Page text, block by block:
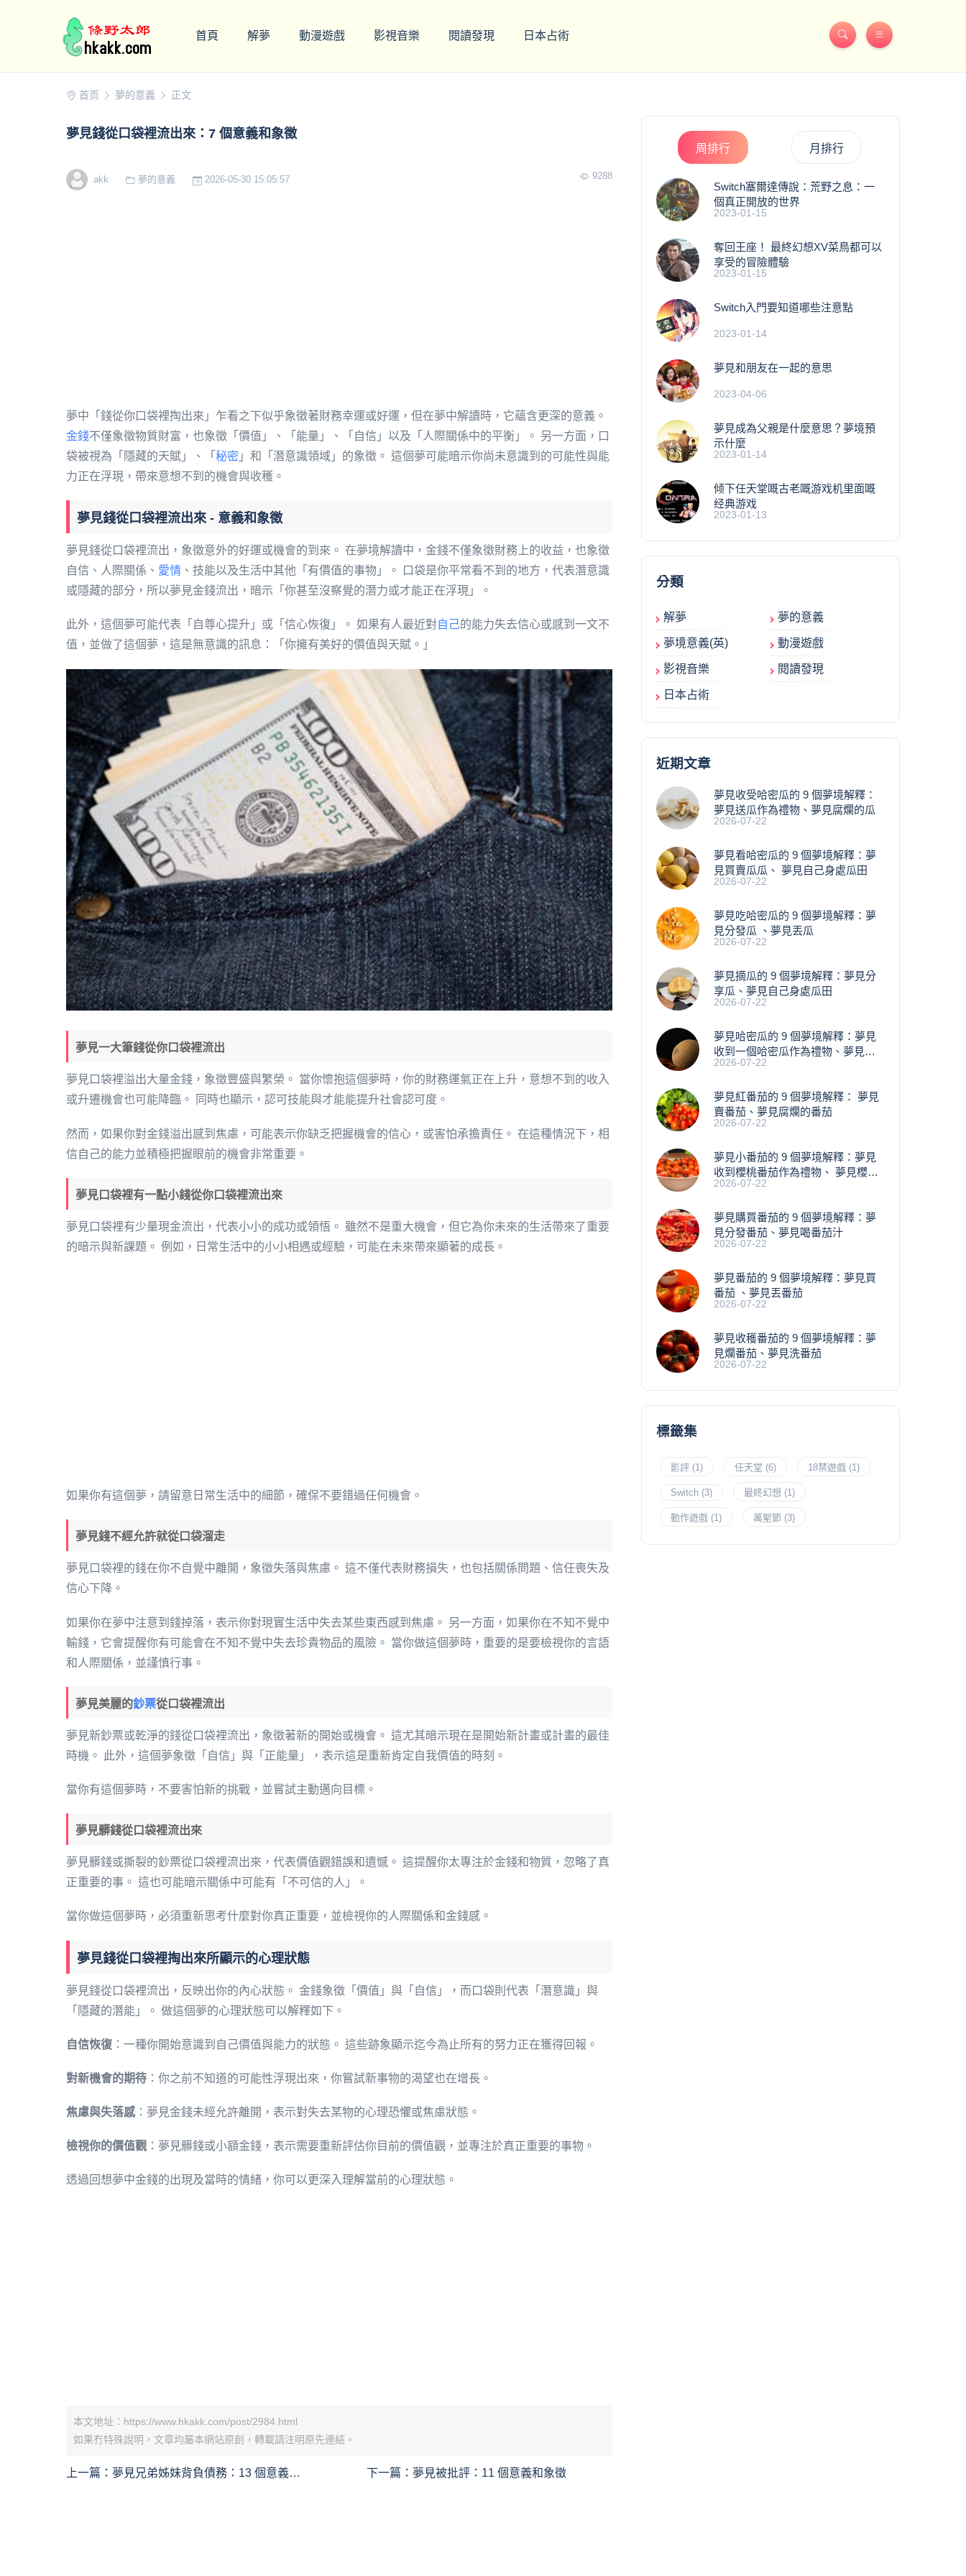
首頁 解夢 動漫遊戲 影視音樂 閱讀發現 日本占術
首页 夢的意義 正文
夢見錢從口袋裡流出來：7 個意義和象徵
akk 夢的意義 2026-05-30 15:05:57 9288
夢中「錢從你口袋裡掏出來」乍看之下似乎象徵著財務幸運或好運，但在夢中解讀時，它蘊含更深的意義。
金錢不僅象徵物質財富，也象徵「價值」、「能量」、「自信」以及「人際關係中的平衡」。 另一方面，口
袋被視為「隱藏的天賦」、「 秘密 」和「潛意識領域」的象徵。 這個夢可能暗示你尚未意識到的可能性與能
力正在浮現，帶來意想不到的機會與收穫。
夢見錢從口袋裡流出來 - 意義和象徵
夢見錢從口袋裡流出，象徵意外的好運或機會的到來。 在夢境解讀中，金錢不僅象徵財務上的收益，也象徵
自信、人際關係、 愛情 、技能以及生活中其他「有價值的事物」。 口袋是你平常看不到的地方，代表潛意識
或隱藏的部分，所以夢見金錢流出，暗示「你甚至沒察覺的潛力或才能正在浮現」。
此外，這個夢可能代表「自尊心提升」或「信心恢復」。 如果有人最近對自己的能力失去信心或感到一文不
值，並做了這個夢，這是無意識的訊息：「你擁有美好的價值與天賦。」
夢見一大筆錢從你口袋裡流出
夢見口袋裡溢出大量金錢，象徵豐盛與繁榮。 當你懷抱這個夢時，你的財務運氣正在上升，意想不到的收入
或升遷機會也可能降臨。 同時也顯示，認可技能與才能能提升社會認可度。
然而，如果你對金錢溢出感到焦慮，可能表示你缺乏把握機會的信心，或害怕承擔責任。 在這種情況下，相
信自己的能力並積極把握眼前的機會非常重要。
夢見口袋裡有一點小錢從你口袋裡流出來
夢見口袋裡有少量現金流出，代表小小的成功或領悟。 雖然不是重大機會，但它為你未來的生活帶來了重要
的暗示與新課題。 例如，日常生活中的小小相遇或經驗，可能在未來帶來顯著的成長。
如果你有這個夢，請留意日常生活中的細節，確保不要錯過任何機會。
夢見錢不經允許就從口袋溜走
夢見口袋裡的錢在你不自覺中離開，象徵失落與焦慮。 這不僅代表財務損失，也包括關係問題、信任喪失及
信心下降。
如果你在夢中注意到錢掉落，表示你對現實生活中失去某些東西感到焦慮。 另一方面，如果你在不知不覺中
輸錢，它會提醒你有可能會在不知不覺中失去珍貴物品的風險。 當你做這個夢時，重要的是要檢視你的言語
和人際關係，並謹慎行事。
夢見美麗的鈔票從口袋裡流出
夢見新鈔票或乾淨的錢從口袋裡流出，象徵著新的開始或機會。 這尤其暗示現在是開始新計畫或計畫的最佳
時機。 此外，這個夢象徵「自信」與「正能量」，表示這是重新肯定自我價值的時刻。
當你有這個夢時，不要害怕新的挑戰，並嘗試主動邁向目標。
夢見髒錢從口袋裡流出來
夢見髒錢或撕裂的鈔票從口袋裡流出來，代表價值觀錯誤和遺憾。 這提醒你太專注於金錢和物質，忽略了真
正重要的事。 這也可能暗示關係中可能有「不可信的人」。
當你做這個夢時，必須重新思考什麼對你真正重要，並檢視你的人際關係和金錢感。
夢見錢從口袋裡掏出來所顯示的心理狀態
夢見錢從口袋裡流出，反映出你的內心狀態。 金錢象徵「價值」與「自信」，而口袋則代表「潛意識」與
「隱藏的潛能」。 做這個夢的心理狀態可以解釋如下。
自信恢復 ：一種你開始意識到自己價值與能力的狀態。 這些跡象顯示迄今為止所有的努力正在獲得回報。
對新機會的期待 ：你之前不知道的可能性浮現出來，你嘗試新事物的渴望也在增長。
焦慮與失落感：夢見金錢未經允許離開，表示對失去某物的心理恐懼或焦慮狀態。
檢視你的價值觀 ：夢見髒錢或小額金錢，表示需要重新評估你目前的價值觀，並專注於真正重要的事物。
透過回想夢中金錢的出現及當時的情緒，你可以更深入理解當前的心理狀態。
本文地址：https://www.hkakk.com/post/2984.html
如果冇特殊說明，文章均屬本網站原創，轉載請注明原先連結。
上一篇： 夢見兄弟姊妹背負債務：13 個意義和象
下一篇： 夢見被批評：11 個意義和象徵
周排行 月排行
Switch塞爾達傳說：荒野之息：一
個真正開放的世界
2023-01-15
奪回王座！ 最終幻想XV菜鳥都可以
享受的冒險體驗
2023-01-15
Switch入門要知道哪些注意點
2023-01-14
夢見和朋友在一起的意思
2023-04-06
夢見成為父親是什麼意思？夢境預
示什麼
2023-01-14
倾下任天堂嘅古老嘅游戏机里面嘅
经典游戏
2023-01-13
分類
解夢 夢的意義
夢境意義(英) 動漫遊戲
影視音樂 閱讀發現
日本占術
近期文章
夢見收受哈密瓜的 9 個夢境解釋：
夢見送瓜作為禮物、夢見腐爛的瓜
2026-07-22
夢見看哈密瓜的 9 個夢境解釋：夢
見買賣瓜瓜、 夢見自己身處瓜田
2026-07-22
夢見吃哈密瓜的 9 個夢境解釋：夢
見分發瓜 、夢見丟瓜
2026-07-22
夢見摘瓜的 9 個夢境解釋：夢見分
享瓜、夢見自己身處瓜田
2026-07-22
夢見哈密瓜的 9 個夢境解釋：夢見
收到一個哈密瓜作為禮物、夢見買
瓜
2026-07-22
夢見紅番茄的 9 個夢境解釋： 夢見
賣番茄、夢見腐爛的番茄
2026-07-22
​夢見小番茄的 9 個夢境解釋：夢見
收到櫻桃番茄作為禮物、 夢見櫻桃
落下
2026-07-22
夢見購買番茄的 9 個夢境解釋：夢
見分發番茄、夢見喝番茄汁
2026-07-22
夢見番茄的 9 個夢境解釋：夢見買
番茄 、夢見丟番茄
2026-07-22
夢見收穫番茄的 9 個夢境解釋：夢
見爛番茄、夢見洗番茄
2026-07-22
標籤集
影評 (1) 任天堂 (6) 18禁遊戲 (1)
Switch (3) 最終幻想 (1)
動作遊戲 (1) 萬聖節 (3)